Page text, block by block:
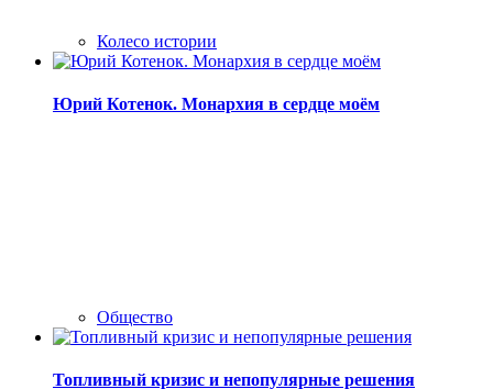
Колесо истории
Юрий Котенок. Монархия в сердце моём
Общество
Топливный кризис и непопулярные решения